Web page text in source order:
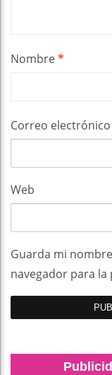
Nombre*
Correo electrónico
Web
Guarda mi
navegador para la